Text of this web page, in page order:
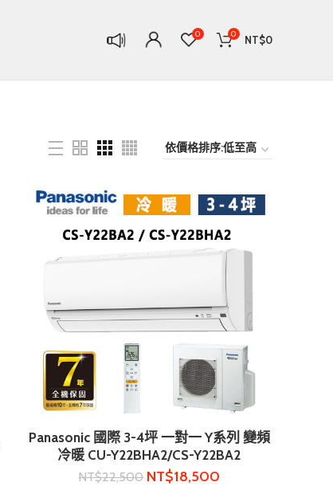
0 0 NT$0
加入購物車
Panasonic 國際 3-4坪 一對一 Y系列 變頻
冷暖 CU-Y22BHA2/CS-Y22BA2
NT$22,500 NT$18,500